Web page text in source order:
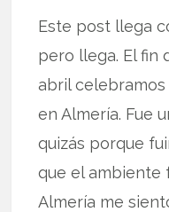
Este post llega
pero llega. El fin
abril
en Almería. Fue
quizás porque
que el ambiente
Almería me